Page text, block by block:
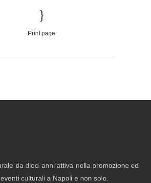
Print page
da dieci anni attiva nella promozione ed
culturali a Napoli e non solo.